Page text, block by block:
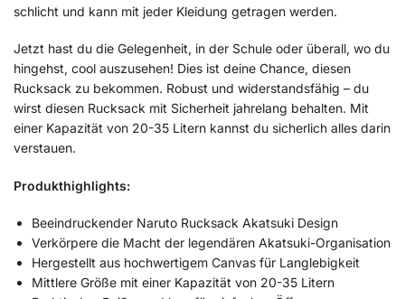
schlicht und kann mit jeder Kleidung getragen werden.
Jetzt hast du die Gelegenheit, in der Schule oder überall, wo du
hingehst, cool auszusehen! Dies ist deine Chance, diesen
Rucksack zu bekommen. Robust und widerstandsfähig – du
wirst diesen Rucksack mit Sicherheit jahrelang behalten. Mit
einer Kapazität von 20-35 Litern kannst du sicherlich alles darin
verstauen.
Produkthighlights:
Beeindruckender Naruto Rucksack Akatsuki Design
Verkörpere die Macht der legendären Akatsuki-Organisation
Hergestellt aus hochwertigem Canvas für Langlebigkeit
Mittlere Größe mit einer Kapazität von 20-35 Litern